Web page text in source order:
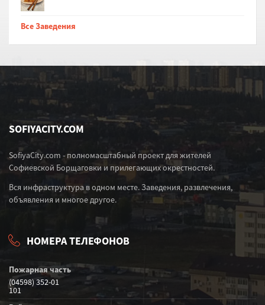
Все Заведения
SOFIYACITY.COM
SofiyaCity.com - полномасштабный проект для жителей
Софиевской Борщаговки и прилегающих окрестностей.
Вся инфраструктура в одном месте. Заведения, развлечения,
объявления и многое другое.
НОМЕРА ТЕЛЕФОНОВ
Пожарная часть
(04598) 352-01
101